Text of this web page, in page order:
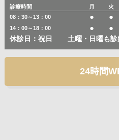
診療時間 月 火
08：30～13：00
● ●
14：00～18：00 ● ●
休診日：祝日 土曜・日曜も
24時間